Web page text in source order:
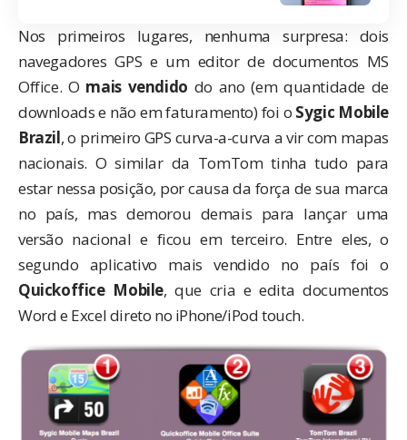
Nos primeiros lugares, nenhuma surpresa: dois
navegadores GPS e um editor de documentos MS
Office. O mais vendido do ano (em quantidade de
downloads e não em faturamento) foi o Sygic Mobile
Brazil, o primeiro GPS curva-a-curva a vir com mapas
nacionais. O similar da TomTomtinha tudo para
estar nessa posição, por causa da força de sua marca
no país, mas demorou demais para lançar uma
versão nacional e ficou em terceiro. Entre eles, o
segundo aplicativo mais vendido no país foi o
Quickoffice Mobile, que cria e edita documentos
Word e Excel direto no iPhone/iPod touch.